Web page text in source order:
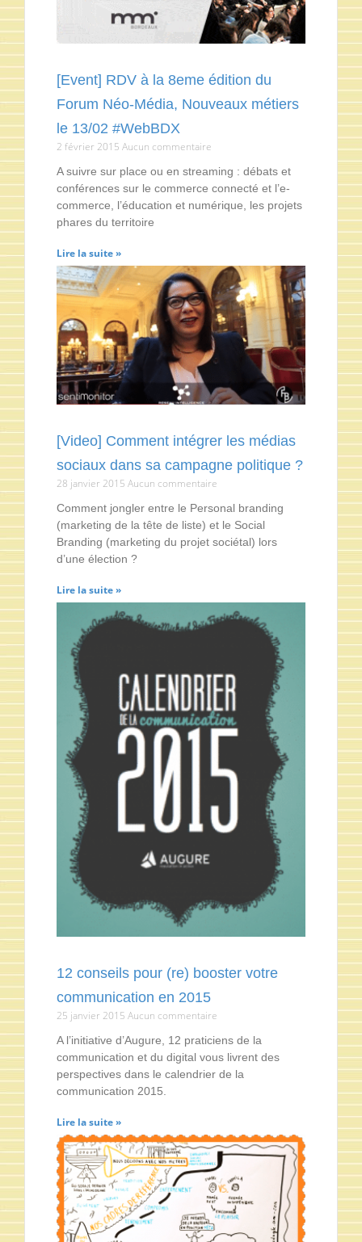
[Event] RDV à la 8eme édition du
Forum Néo-Média, Nouveaux métiers
le 13/02 #WebBDX
2 février 2015 Aucun commentaire
A suivre sur place ou en streaming : débats et
conférences sur le commerce connecté et l’e-
commerce, l’éducation et numérique, les projets
phares du territoire
Lire la suite »
[Video] Comment intégrer les médias
sociaux dans sa campagne politique ?
28 janvier 2015 Aucun commentaire
Comment jongler entre le Personal branding
(marketing de la tête de liste) et le Social
Branding (marketing du projet sociétal) lors
d’une élection ?
Lire la suite »
12 conseils pour (re) booster votre
communication en 2015
25 janvier 2015 Aucun commentaire
A l’initiative d’Augure, 12 praticiens de la
communication et du digital vous livrent des
perspectives dans le calendrier de la
communication 2015.
Lire la suite »